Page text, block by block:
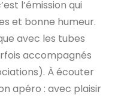
l’émission qui
et bonne humeur.
avec les tubes
accompagnés
À écouter
apéro : avec plaisir